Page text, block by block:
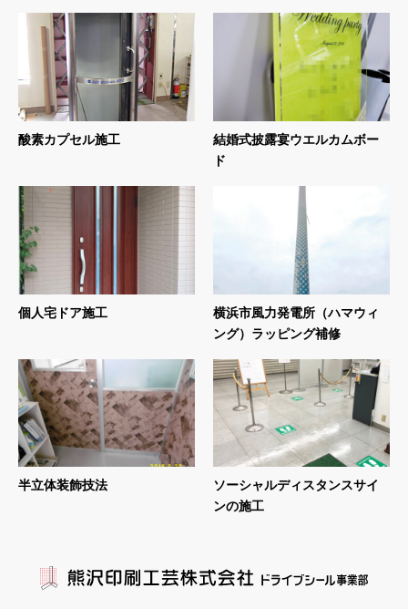
酸素カプセル施工
結婚式披露宴ウエルカムボー
ド
個人宅ドア施工
横浜市風力発電所（ハマウィ
ング）ラッピング補修
半立体装飾技法
ソーシャルディスタンスサイ
ンの施工